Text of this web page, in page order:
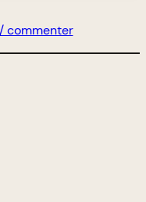
commenter